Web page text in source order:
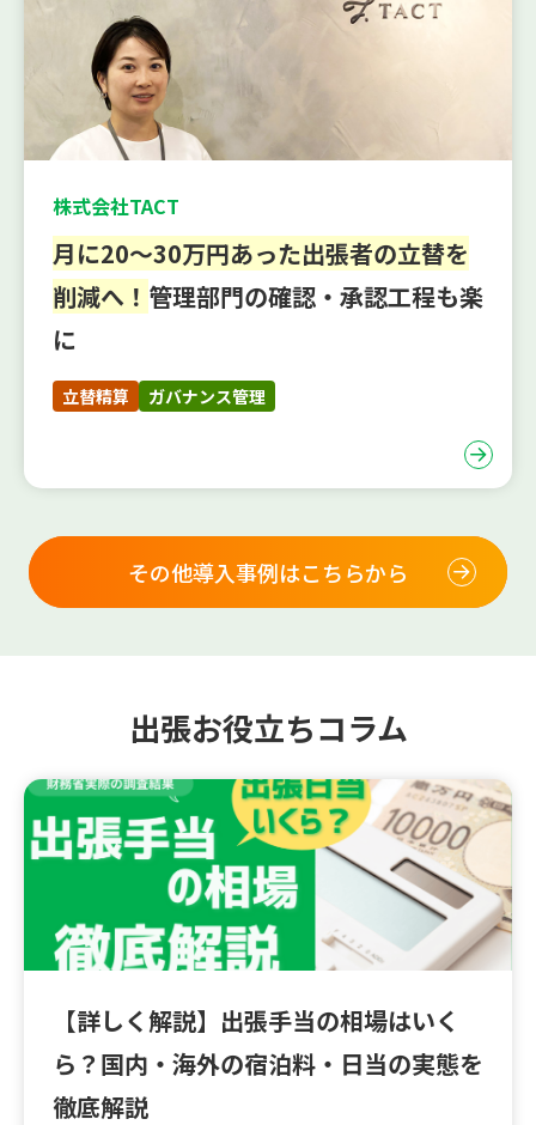
株式会社TACT
月に20～30万円あった出張者の立替を
削減へ！ 管理部門の確認・承認工程も楽
に
立替精算 ガバナンス管理
その他導入事例はこちらから
出張お役立ちコラム
【詳しく解説】出張手当の相場はいく
ら？国内・海外の宿泊料・日当の実態を
徹底解説